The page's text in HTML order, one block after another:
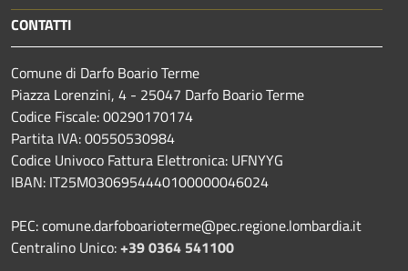
CONTATTI
Comune di Darfo Boario Terme
Piazza Lorenzini, 4 - 25047 Darfo Boario Terme
Codice Fiscale: 00290170174
Partita IVA: 00550530984
Codice Univoco Fattura Elettronica: UFNYYG
IBAN: IT25M0306954440100000046024
PEC: comune.darfoboarioterme@pec.regione.lombardia.it
Centralino Unico:+39 0364 541100